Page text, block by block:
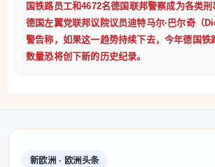
国铁路员工和4672名德国联邦警察成为各类刑
德国左翼党联邦议院议员迪特马尔·巴尔奇（
警告称，如果这一趋势持续下去，今年德国铁
数量恐将创下新的历史纪录。
新欧洲 · 欧洲头条